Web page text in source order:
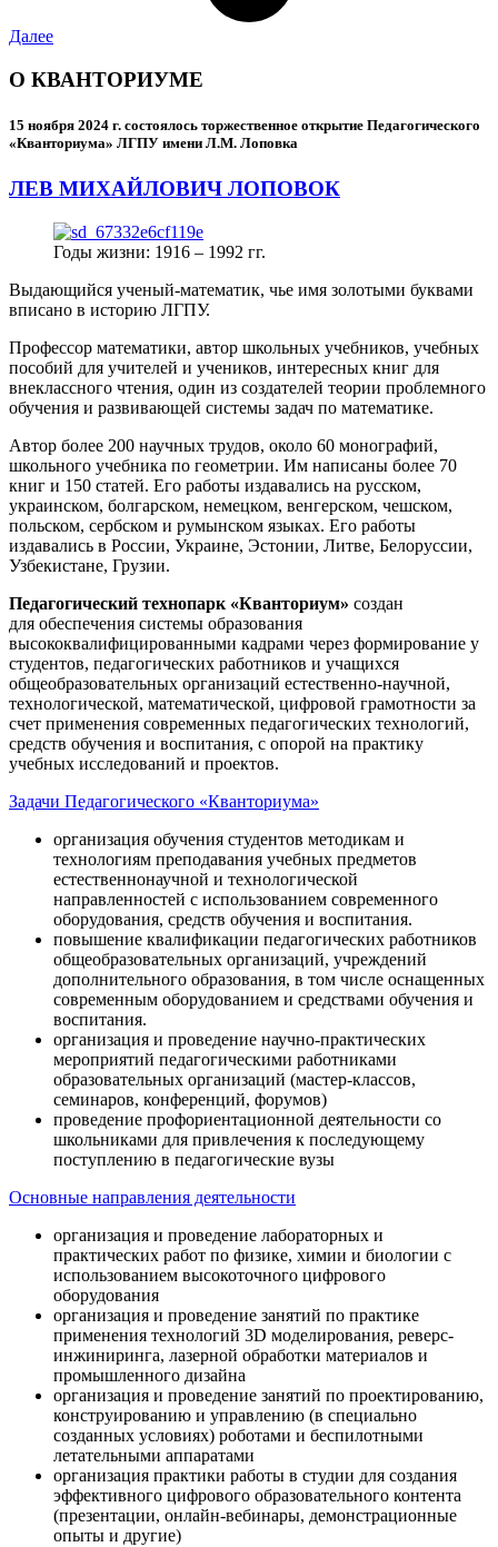
Далее
О КВАНТОРИУМЕ
15 ноября 2024 г. состоялось торжественное открытие Педагогического
«Кванториума» ЛГПУ имени Л.М. Лоповка
ЛЕВ МИХАЙЛОВИЧ ЛОПОВОК
Годы жизни: 1916 – 1992 гг.
Выдающийся ученый-математик, чье имя золотыми буквами
вписано в историю ЛГПУ.
Профессор математики, автор школьных учебников, учебных
пособий для учителей и учеников, интересных книг для
внеклассного чтения, один из создателей теории проблемного
обучения и развивающей системы задач по математике.
Автор более 200 научных трудов, около 60 монографий,
школьного учебника по геометрии. Им написаны более 70
книг и 150 статей. Его работы издавались на русском,
украинском, болгарском, немецком, венгерском, чешском,
польском, сербском и румынском языках. Его работы
издавались в России, Украине, Эстонии, Литве, Белоруссии,
Узбекистане, Грузии.
Педагогический технопарк «Кванториум» создан
для обеспечения системы образования
высококвалифицированными кадрами через формирование у
студентов, педагогических работников и учащихся
общеобразовательных организаций естественно-научной,
технологической, математической, цифровой грамотности за
счет применения современных педагогических технологий,
средств обучения и воспитания, с опорой на практику
учебных исследований и проектов.
Задачи Педагогического «Кванториума»
организация обучения студентов методикам и
технологиям преподавания учебных предметов
естественнонаучной и технологической
направленностей с использованием современного
оборудования, средств обучения и воспитания.
повышение квалификации педагогических работников
общеобразовательных организаций, учреждений
дополнительного образования, в том числе оснащенных
современным оборудованием и средствами обучения и
воспитания.
организация и проведение научно-практических
мероприятий педагогическими работниками
образовательных организаций (мастер-классов,
семинаров, конференций, форумов)
проведение профориентационной деятельности со
школьниками для привлечения к последующему
поступлению в педагогические вузы
Основные направления деятельности
организация и проведение лабораторных и
практических работ по физике, химии и биологии с
использованием высокоточного цифрового
оборудования
организация и проведение занятий по практике
применения технологий 3D моделирования, реверс-
инжиниринга, лазерной обработки материалов и
промышленного дизайна
организация и проведение занятий по проектированию,
конструированию и управлению (в специально
созданных условиях) роботами и беспилотными
летательными аппаратами
организация практики работы в студии для создания
эффективного цифрового образовательного контента
(презентации, онлайн-вебинары, демонстрационные
опыты и другие)